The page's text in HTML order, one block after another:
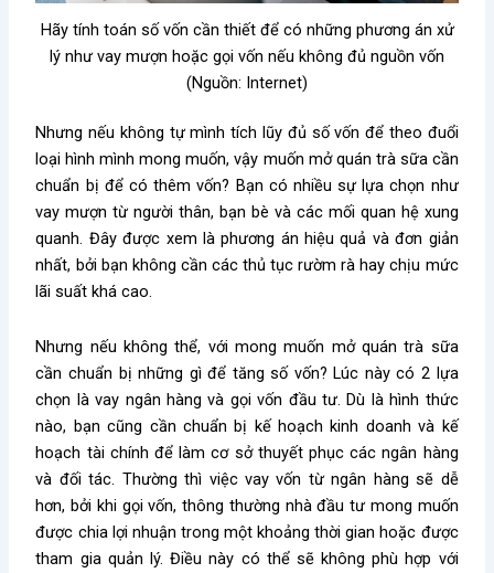
Hãy tính toán số vốn cần thiết để có những phương án xử
lý như vay mượn hoặc gọi vốn nếu không đủ nguồn vốn
(Nguồn: Internet)
Nhưng nếu không tự mình tích lũy đủ số vốn để theo đuổi
loại hình mình mong muốn, vậy muốn mở quán trà sữa cần
chuẩn bị để có thêm vốn? Bạn có nhiều sự lựa chọn như
vay mượn từ người thân, bạn bè và các mối quan hệ xung
quanh. Đây được xem là phương án hiệu quả và đơn giản
nhất, bởi bạn không cần các thủ tục rườm rà hay chịu mức
lãi suất khá cao.
Nhưng nếu không thể, với mong muốn mở quán trà sữa
cần chuẩn bị những gì để tăng số vốn? Lúc này có 2 lựa
chọn là vay ngân hàng và gọi vốn đầu tư. Dù là hình thức
nào, bạn cũng cần chuẩn bị kế hoạch kinh doanh và kế
hoạch tài chính để làm cơ sở thuyết phục các ngân hàng
và đối tác. Thường thì việc vay vốn từ ngân hàng sẽ dễ
hơn, bởi khi gọi vốn, thông thường nhà đầu tư mong muốn
được chia lợi nhuận trong một khoảng thời gian hoặc được
tham gia quản lý. Điều này có thể sẽ không phù hợp với